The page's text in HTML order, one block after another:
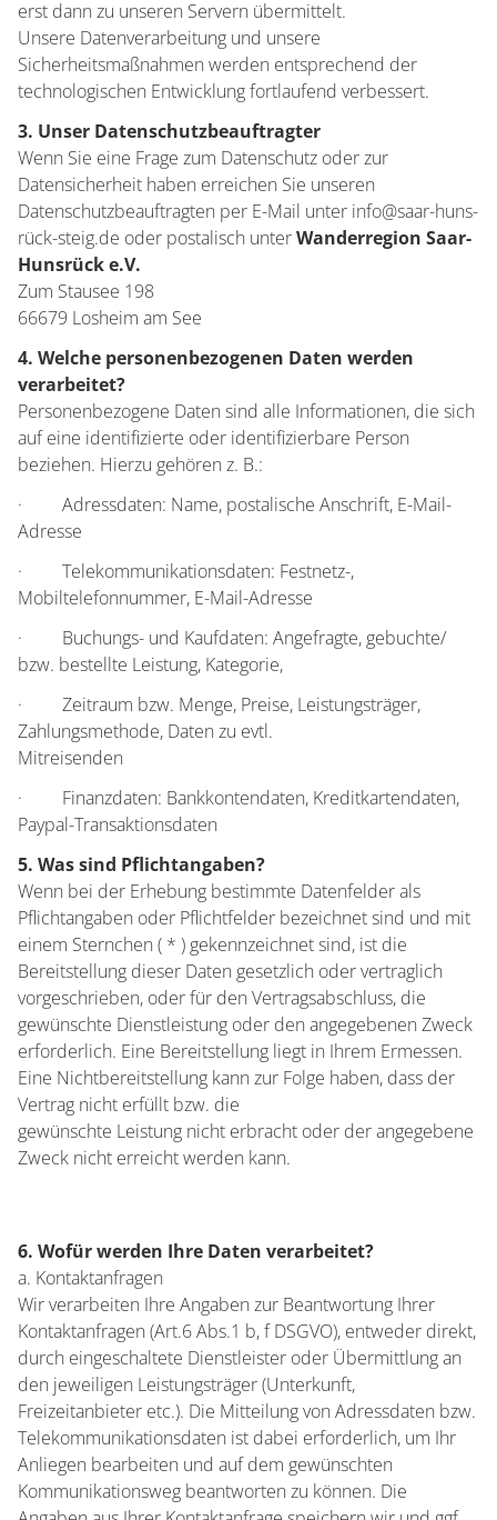
erst dann zu unseren Servern übermittelt.
Unsere Datenverarbeitung und unsere
Sicherheitsmaßnahmen werden entsprechend der
technologischen Entwicklung fortlaufend verbessert.
3. Unser Datenschutzbeauftragter
Wenn Sie eine Frage zum Datenschutz oder zur
Datensicherheit haben erreichen Sie unseren
Datenschutzbeauftragten per E-Mail unter info@saar-huns-
rück-steig.de oder postalisch unterWanderregion Saar-
Hunsrück e.V.
Zum Stausee 198
66679 Losheim am See
4. Welche personenbezogenen Daten werden
verarbeitet?
Personenbezogene Daten sind alle Informationen, die sich
auf eine identifizierte oder identifizierbare Person
beziehen. Hierzu gehören z. B.:
· Adressdaten: Name, postalische Anschrift, E-Mail-
Adresse
· Telekommunikationsdaten: Festnetz-,
Mobiltelefonnummer, E-Mail-Adresse
· Buchungs- und Kaufdaten: Angefragte, gebuchte/
bzw. bestellte Leistung, Kategorie,
· Zeitraum bzw. Menge, Preise, Leistungsträger,
Zahlungsmethode, Daten zu evtl.
Mitreisenden
· Finanzdaten: Bankkontendaten, Kreditkartendaten,
Paypal-Transaktionsdaten
5. Was sind Pflichtangaben?
Wenn bei der Erhebung bestimmte Datenfelder als
Pflichtangaben oder Pflichtfelder bezeichnet sind und mit
einem Sternchen ( * ) gekennzeichnet sind, ist die
Bereitstellung dieser Daten gesetzlich oder vertraglich
vorgeschrieben, oder für den Vertragsabschluss, die
gewünschte Dienstleistung oder den angegebenen Zweck
erforderlich. Eine Bereitstellung liegt in Ihrem Ermessen.
Eine Nichtbereitstellung kann zur Folge haben, dass der
Vertrag nicht erfüllt bzw. die
gewünschte Leistung nicht erbracht oder der angegebene
Zweck nicht erreicht werden kann.
6. Wofür werden Ihre Daten verarbeitet?
a. Kontaktanfragen
Wir verarbeiten Ihre Angaben zur Beantwortung Ihrer
Kontaktanfragen (Art.6 Abs.1 b, f DSGVO), entweder direkt,
durch eingeschaltete Dienstleister oder Übermittlung an
den jeweiligen Leistungsträger (Unterkunft,
Freizeitanbieter etc.). Die Mitteilung von Adressdaten bzw.
Telekommunikationsdaten ist dabei erforderlich, um Ihr
Anliegen bearbeiten und auf dem gewünschten
Kommunikationsweg beantworten zu können. Die